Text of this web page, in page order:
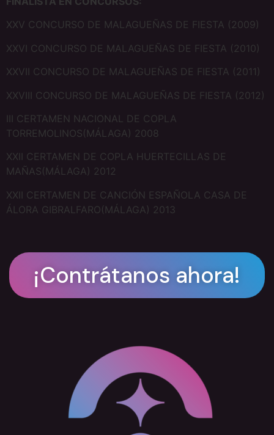
XXV CONCURSO DE MALAGUEÑAS DE FIESTA (2009)
XXVI CONCURSO DE MALAGUEÑAS DE FIESTA (2010)
XXVII CONCURSO DE MALAGUEÑAS DE FIESTA (2011)
XXVIII CONCURSO DE MALAGUEÑAS DE FIESTA (2012)
III CERTAMEN NACIONAL DE COPLA
TORREMOLINOS(MÁLAGA) 2008
XXII CERTAMEN DE COPLA HUERTECILLAS DE
MAÑAS(MÁLAGA) 2012
XXII CERTAMEN DE CANCIÓN ESPAÑOLA CASA DE
ÁLORA GIBRALFARO(MÁLAGA) 2013
¡Contrátanos ahora!